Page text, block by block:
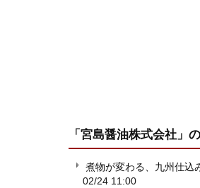
「宮島醤油株式会社」
煮物が変わる、九州仕込
02/24 11:00